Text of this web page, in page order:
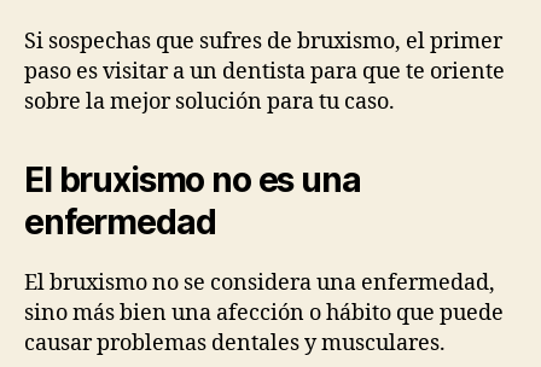
Si sospechas que sufres de bruxismo, el primer
paso es visitar a un dentista para que te oriente
sobre la mejor solución para tu caso.
El bruxismo no es una
enfermedad
El bruxismo no se considera una enfermedad,
sino más bien una afección o hábito que puede
causar problemas dentales y musculares.